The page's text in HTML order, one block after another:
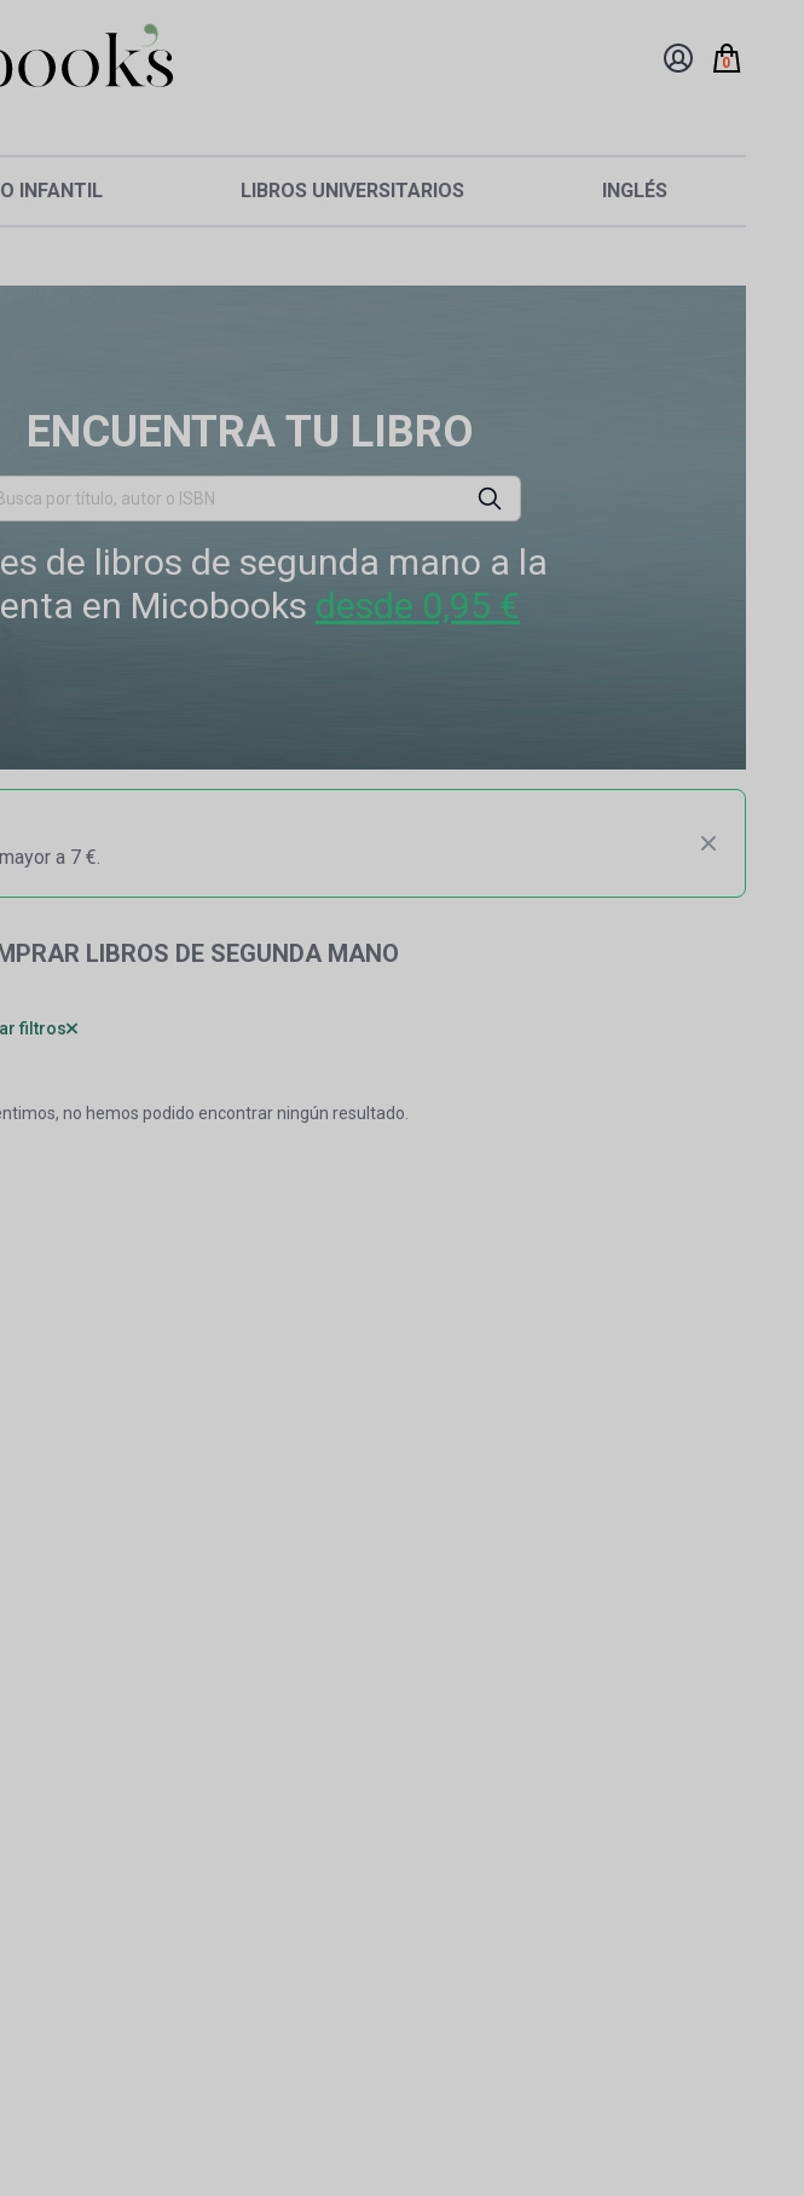
0
INFANTIL LIBROS UNIVERSITARIOS INGLÉS
ENCUENTRA TU LIBRO
de libros de segunda mano a la
en Micobooks desde 0,95 €
a 7 €.
LIBROS DE SEGUNDA MANO
filtros
no hemos podido encontrar ningún resultado.